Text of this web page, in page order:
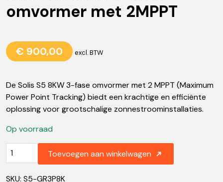
omvormer met 2MPPT
€ 900,00 excl. BTW
De Solis S5 8KW 3-fase omvormer met 2 MPPT (Maximum
Power Point Tracking) biedt een krachtige en efficiënte
oplossing voor grootschalige zonnestroominstallaties.
Op voorraad
Solis
S5
8KW
3-
Toevoegen aan winkelwagen
SKU: S5-GR3P8K